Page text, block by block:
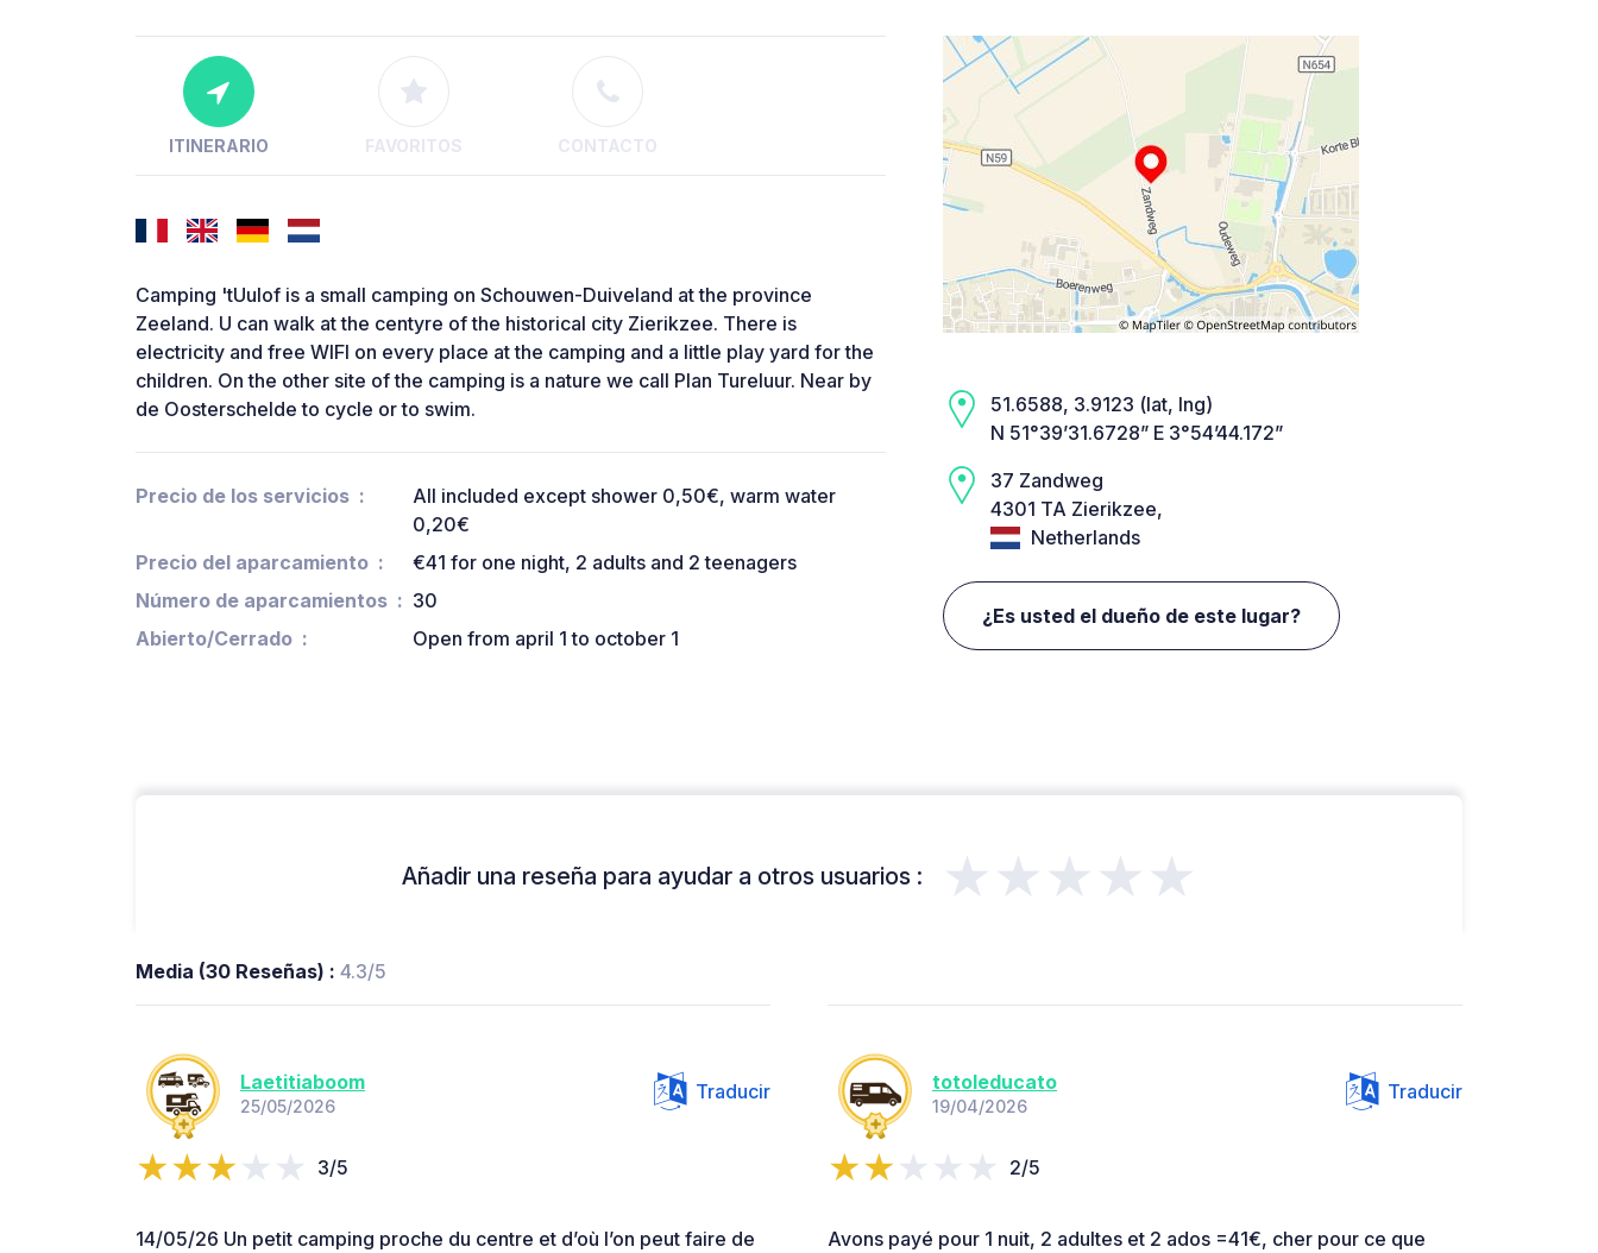
ITINERARIO FAVORITOS CONTACTO
Camping 'tUulof is a small camping on Schouwen-Duiveland at the province
Zeeland. U can walk at the centyre of the historical city Zierikzee. There is
electricity and free WIFI on every place at the camping and a little play yard for the
children. On the other site of the camping is a nature we call Plan Tureluur. Near by
de Oosterschelde to cycle or to swim.
Precio de los servicios
All included except shower 0,50€, warm water
0,20€
Precio del aparcamiento
€41 for one night, 2 adults and 2 teenagers
Número de aparcamientos
30
Abierto/Cerrado
Open from april 1 to october 1
51.6588, 3.9123 (lat, lng)
N 51°39’31.6728” E 3°54’44.172”
37 Zandweg
4301 TA Zierikzee,
Netherlands
¿Es usted el dueño de este lugar?
Añadir una reseña para ayudar a otros usuarios : ★★★★★
Media (30 Reseñas) : 4.3/5
Laetitiaboom
25/05/2026
Traducir
3/5
14/05/26 Un petit camping proche du centre et d’où l’on peut faire de
totoleducato
19/04/2026
Traducir
2/5
Avons payé pour 1 nuit, 2 adultes et 2 ados =41€, cher pour ce que